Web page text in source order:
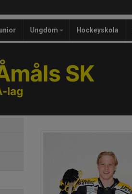
Ungdom Hockeyskola
SK
lag